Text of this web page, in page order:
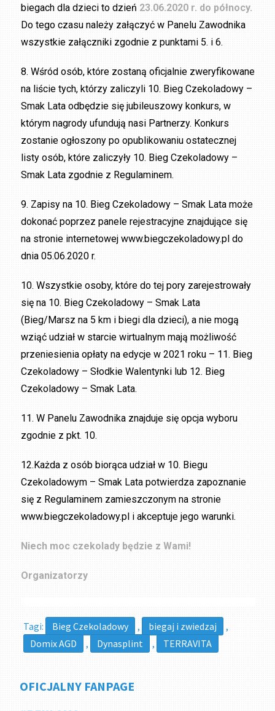
biegach dla dzieci to dzień 23.06.2020 r. do północy.
Do tego czasu należy załączyć w Panelu Zawodnika
wszystkie załączniki zgodnie z punktami 5. i 6.
8. Wśród osób, które zostaną oficjalnie zweryfikowane
na liście tych, którzy zaliczyli 10. Bieg Czekoladowy –
Smak Lata odbędzie się jubileuszowy konkurs, w
którym nagrody ufundują nasi Partnerzy. Konkurs
zostanie ogłoszony po opublikowaniu ostatecznej
listy osób, które zaliczyły 10. Bieg Czekoladowy –
Smak Lata zgodnie z Regulaminem.
9. Zapisy na 10. Bieg Czekoladowy – Smak Lata może
dokonać poprzez panele rejestracyjne znajdujące się
na stronie internetowej www.biegczekoladowy.pl do
dnia 05.06.2020 r.
10. Wszystkie osoby, które do tej pory zarejestrowały
się na 10. Bieg Czekoladowy – Smak Lata
(Bieg/Marsz na 5 km i biegi dla dzieci), a nie mogą
wziąć udział w starcie wirtualnym mają możliwość
przeniesienia opłaty na edycje w 2021 roku – 11. Bieg
Czekoladowy – Słodkie Walentynki lub 12. Bieg
Czekoladowy – Smak Lata.
11. W Panelu Zawodnika znajduje się opcja wyboru
zgodnie z pkt. 10.
12.Każda z osób biorąca udział w 10. Biegu
Czekoladowym – Smak Lata potwierdza zapoznanie
się z Regulaminem zamieszczonym na stronie
www.biegczekoladowy.pl i akceptuje jego warunki.
Niech moc czekolady będzie z Wami!
Organizatorzy
Tagi: Bieg Czekoladowy , biegaj i zwiedzaj
,
Domix AGD
, Dynasplint , TERRAVITA
OFICJALNY FANPAGE